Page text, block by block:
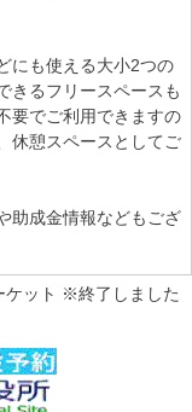
にも使える大小2つの
きるフリースペースも
要でご利用できますの
休憩スペースとしてご
助成金情報などもござ
ケット ※終了しました